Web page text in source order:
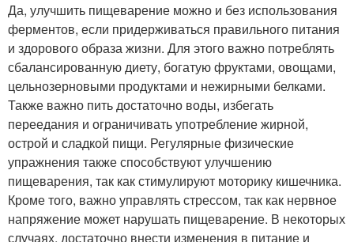
Да, улучшить пищеварение можно и без использования
ферментов, если придерживаться правильного питания
и здорового образа жизни. Для этого важно потреблять
сбалансированную диету, богатую фруктами, овощами,
цельнозерновыми продуктами и нежирными белками.
Также важно пить достаточно воды, избегать
переедания и ограничивать употребление жирной,
острой и сладкой пищи. Регулярные физические
упражнения также способствуют улучшению
пищеварения, так как стимулируют моторику кишечника.
Кроме того, важно управлять стрессом, так как нервное
напряжение может нарушать пищеварение. В некоторых
случаях, достаточно внести изменения в питание и